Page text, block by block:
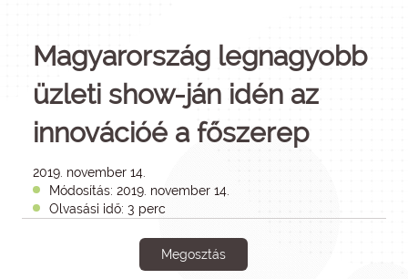
Magyarország legnagyobb
üzleti show-ján idén az
innovációé a főszerep
2019. november 14.
Módosítás: 2019. november 14.
Olvasási idő: 3 perc
Megosztás